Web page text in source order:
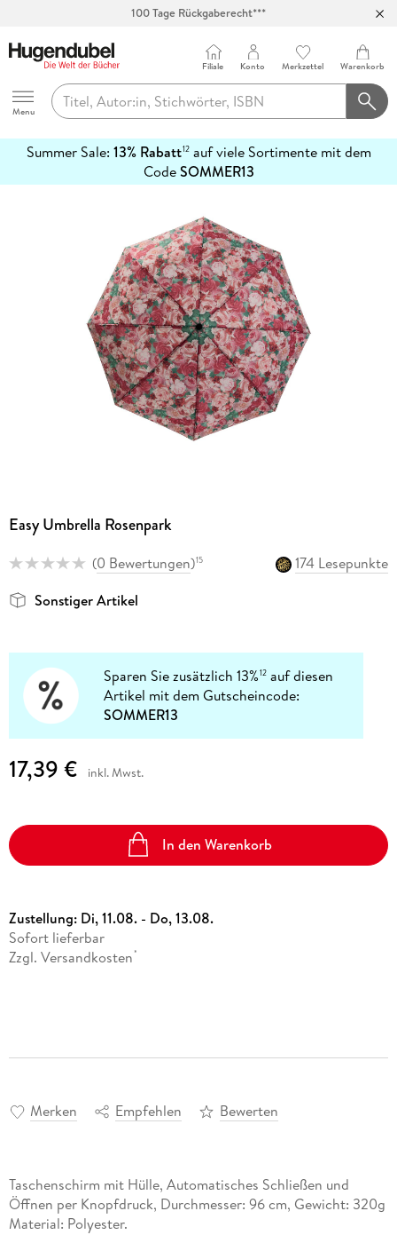
100 Tage Rückgaberecht***
Hugendubel
Menu
Filiale Konto Merkzettel Warenkorb
Summer Sale: 13% Rabatt12auf viele Sortimente mit dem
CodeSOMMER13
erfahren
Easy Umbrella Rosenpark
(0 Bewertungen)15
174 Lesepunkte
Sonstiger Artikel
Sparen Sie zusätzlich 13%12 auf diesen
Artikel mit dem Gutscheincode:
SOMMER13
17,39 € inkl. Mwst.
In den Warenkorb
Zustellung: Di, 11.08. - Do, 13.08.
Sofort lieferbar
Zzgl. Versandkosten *
Merken Empfehlen Bewerten
Taschenschirm mit Hülle, Automatisches Schließen und
Öffnen per Knopfdruck, Durchmesser: 96 cm, Gewicht: 320g
Material: Polyester.